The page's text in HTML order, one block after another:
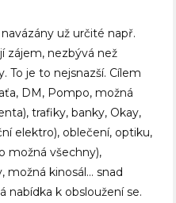
už určité např.
zájem, nezbývá než
To je to nejsnazší. Cílem
DM, Pompo, možná
trafiky, banky, Okay,
elektro), oblečení, optiku,
možná všechny),
možná kinosál… snad
nabídka k obsloužení se.